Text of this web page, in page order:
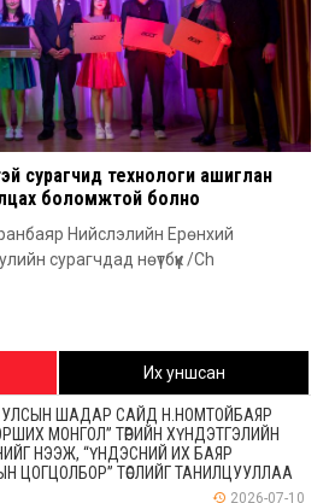
сурагчид технологи ашиглан
боломжтой болно
Нийслэлийн Ерөнхий
сурагчдад нөүтбүүк /Ch
Их уншсан
УЛСЫН ШАДАР САЙД Н.НОМТОЙБАЯР
ОРШИХ МОНГОЛ” ТӨРИЙН ХҮНДЭТГЭЛИЙН
НЭЭЖ, “ҮНДЭСНИЙ ИХ БАЯР
ЦОГЦОЛБОР” ТӨСЛИЙГ ТАНИЛЦУУЛЛАА
2026-07-10